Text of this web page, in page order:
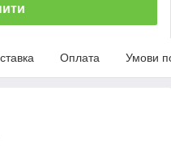
Оплата Умови